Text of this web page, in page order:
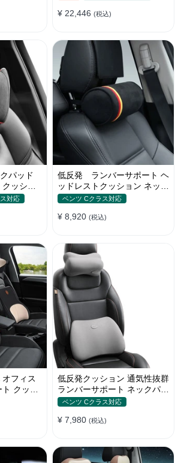
¥ 22,446 (税込)
パッド
ッショ
ー ドラ
対応
低反発 ランバーサポート ヘ
ッドレストクッション ネック
パッド 首 車 アルカンターラ
ベンツ Cクラス対応
¥ 8,920 (税込)
フィス
クッシ
低反発クッション 通気性抜群
ランバーサポート ネックパッ
ド 背もたれ 車用 おしゃれ
ベンツ Cクラス対応
¥ 7,980 (税込)